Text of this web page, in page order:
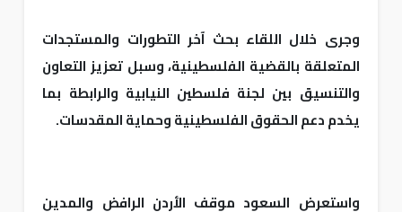
وجرى خلال اللقاء بحث آخر التطورات والمستجدات
المتعلقة بالقضية الفلسطينية، وسبل تعزيز التعاون
والتنسيق بين لجنة فلسطين النيابية والرابطة بما
يخدم دعم الحقوق الفلسطينية وحماية المقدسات.
واستعرض السعود موقف الأردن الرافض والمدين